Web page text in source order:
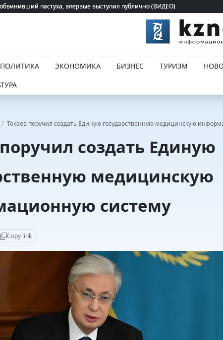
пастуха, впервые выступил публично (ВИДЕО)
пастуха, впервые выступил публично (ВИДЕО)
ПОЛИТИКА ЭКОНОМИКА БИЗНЕС ТУРИЗМ
/ Токаев поручил создать Единую государственную медицинскую
создать Единую
медицинскую
систему
Copy link